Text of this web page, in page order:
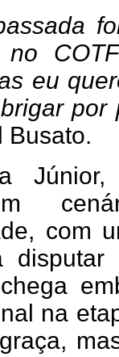
no
eu
Busato.
com
na